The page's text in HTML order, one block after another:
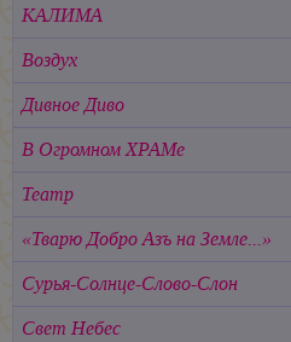
КАЛИМА
Воздух
Дивное Диво
В Огромном ХРАМе
Театр
«Тварю Добро Азъ на Земле...»
Сурья-Солнце-Слово-Слон
Свет Небес